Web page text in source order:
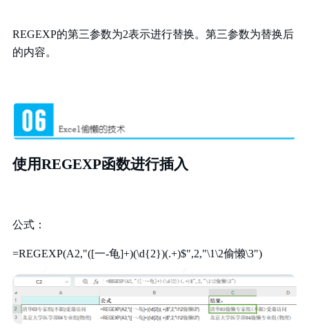
REGEXP的第三参数为2表示进行替换。第三参数为替换后
的内容。
使用REGEXP函数进行插入
公式：
=REGEXP(A2,"([一-龟]+)(\d{2})(.+)$",2,"\1\2偷懒\3")